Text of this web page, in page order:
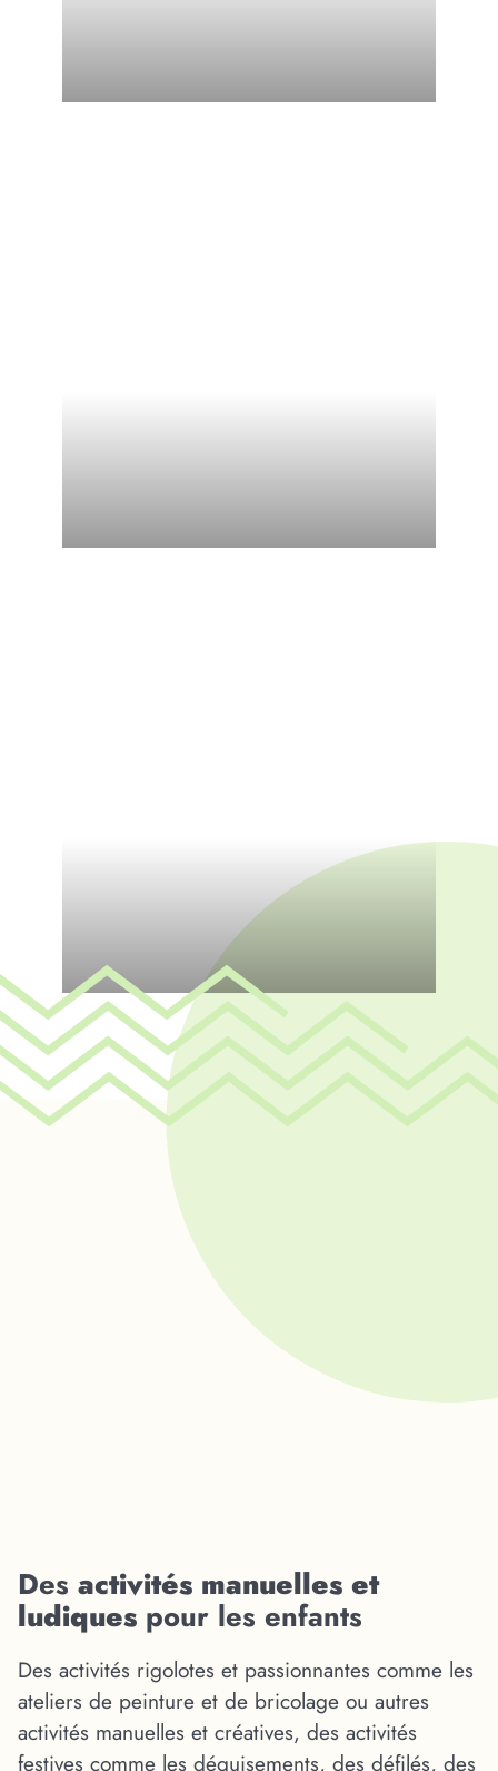
Des activités manuelles et
ludiques pour les enfants
Des activités rigolotes et passionnantes comme les
ateliers de peinture et de bricolage ou autres
activités manuelles et créatives, des activités
festives comme les déguisements, des défilés, des